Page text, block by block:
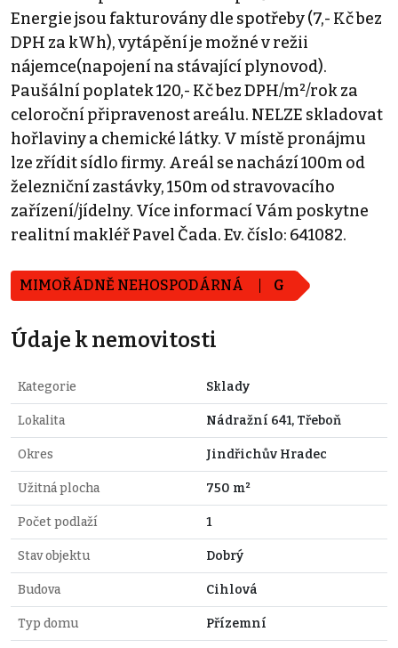
Energie jsou fakturovány dle spotřeby (7,- Kč bez
DPH za kWh), vytápění je možné v režii
nájemce(napojení na stávající plynovod).
Paušální poplatek 120,- Kč bez DPH/m²/rok za
celoroční připravenost areálu. NELZE skladovat
hořlaviny a chemické látky. V místě pronájmu
lze zřídit sídlo firmy. Areál se nachází 100m od
železniční zastávky, 150m od stravovacího
zařízení/jídelny. Více informací Vám poskytne
realitní makléř Pavel Čada. Ev. číslo: 641082.
MIMOŘÁDNĚ NEHOSPODÁRNÁ G
Údaje k nemovitosti
Kategorie Sklady
Lokalita Nádražní 641, Třeboň
Okres Jindřichův Hradec
Užitná plocha 750 m²
Počet podlaží 1
Stav objektu Dobrý
Budova Cihlová
Typ domu Přízemní